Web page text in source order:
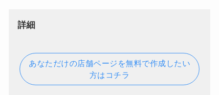
詳細
あなただけの店舗ページを無料で作成したい
方はコチラ